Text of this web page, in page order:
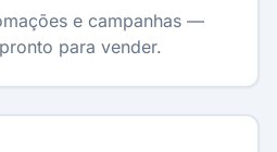
e campanhas —
para vender.